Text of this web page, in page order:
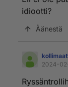
idiootti?
Äänestä
2024-